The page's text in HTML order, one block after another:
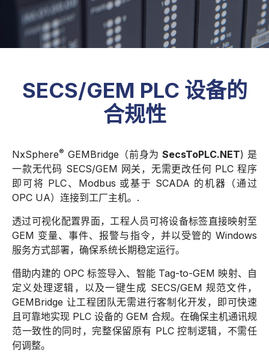
SECS/GEM PLC 设备的
合规性
NxSphere® GEMBridge（前身为SecsToPLC.NET) 是
一款无代码 SECS/GEM 网关，无需更改任何 PLC 程序
即可将 PLC、Modbus 或基于 SCADA 的机器（通过
OPC UA）连接到工厂主机。.
透过可视化配置界面，工程人员可将设备标签直接映射至
GEM 变量、事件、报警与指令，并以受管的 Windows
服务方式部署，确保系统长期稳定运行。
借助内建的 OPC 标签导入、智能 Tag-to-GEM 映射、自
定义处理逻辑，以及一键生成 SECS/GEM 规范文件，
GEMBridge 让工程团队无需进行客制化开发，即可快速
且可靠地实现 PLC 设备的 GEM 合规。在确保主机通讯规
范一致性的同时，完整保留原有 PLC 控制逻辑，不需任
何调整。